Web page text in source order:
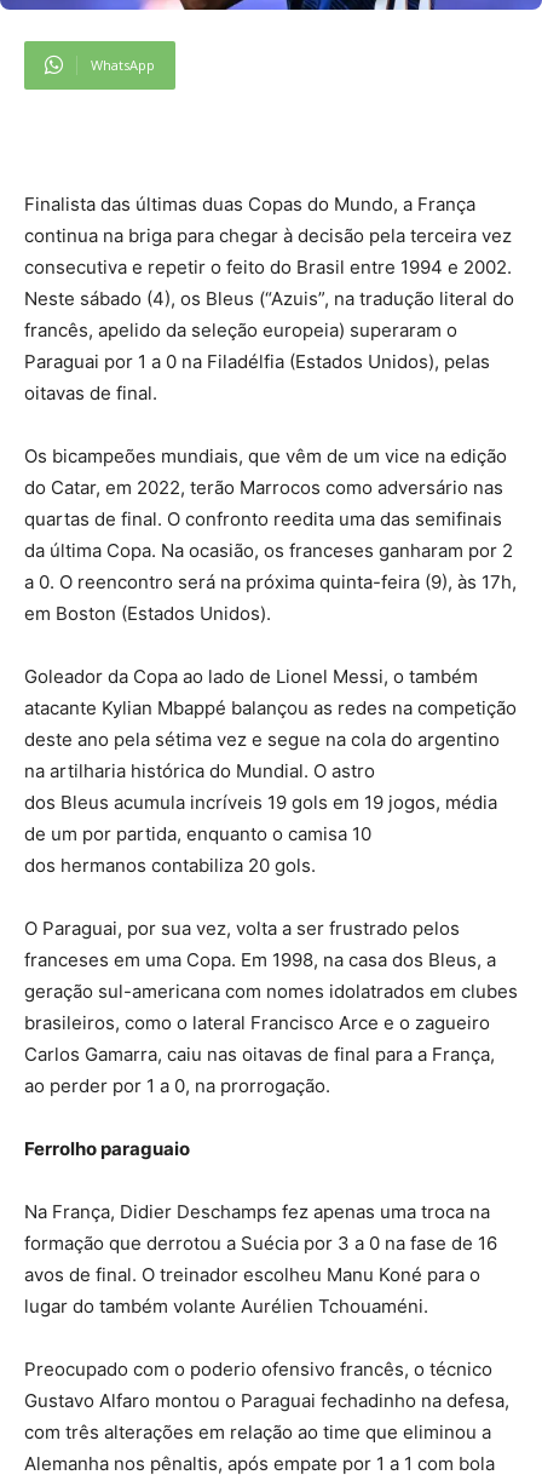
WhatsApp
Finalista das últimas duas Copas do Mundo, a França
continua na briga para chegar à decisão pela terceira vez
consecutiva e repetir o feito do Brasil entre 1994 e 2002.
Neste sábado (4), os Bleus (“Azuis”, na tradução literal do
francês, apelido da seleção europeia) superaram o
Paraguai por 1 a 0 na Filadélfia (Estados Unidos), pelas
oitavas de final.
Os bicampeões mundiais, que vêm de um vice na edição
do Catar, em 2022, terão Marrocos como adversário nas
quartas de final. O confronto reedita uma das semifinais
da última Copa. Na ocasião, os franceses ganharam por 2
a 0. O reencontro será na próxima quinta-feira (9), às 17h,
em Boston (Estados Unidos).
Goleador da Copa ao lado de Lionel Messi, o também
atacante Kylian Mbappé balançou as redes na competição
deste ano pela sétima vez e segue na cola do argentino
na artilharia histórica do Mundial. O astro
dos Bleus acumula incríveis 19 gols em 19 jogos, média
de um por partida, enquanto o camisa 10
dos hermanos contabiliza 20 gols.
O Paraguai, por sua vez, volta a ser frustrado pelos
franceses em uma Copa. Em 1998, na casa dos Bleus, a
geração sul-americana com nomes idolatrados em clubes
brasileiros, como o lateral Francisco Arce e o zagueiro
Carlos Gamarra, caiu nas oitavas de final para a França,
ao perder por 1 a 0, na prorrogação.
Ferrolho paraguaio
Na França, Didier Deschamps fez apenas uma troca na
formação que derrotou a Suécia por 3 a 0 na fase de 16
avos de final. O treinador escolheu Manu Koné para o
lugar do também volante Aurélien Tchouaméni.
Preocupado com o poderio ofensivo francês, o técnico
Gustavo Alfaro montou o Paraguai fechadinho na defesa,
com três alterações em relação ao time que eliminou a
Alemanha nos pênaltis, após empate por 1 a 1 com bola